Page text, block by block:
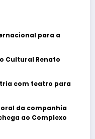
para a
Cultural Renato
com teatro para
da companhia
ao Complexo